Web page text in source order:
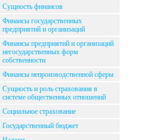
Сущность финансов
Финансы государственных
предприятий и организаций
Финансы предприятий и организаций
негосударственных форм
собственности
Финансы непроизводственной сферы
Сущность и роль страхования в
системе общественных отношений
Социальное страхование
Государственный бюджет